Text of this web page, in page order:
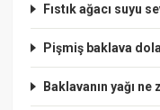
Fıstık ağacı suyu
Pişmiş baklava
Baklavanın yağı